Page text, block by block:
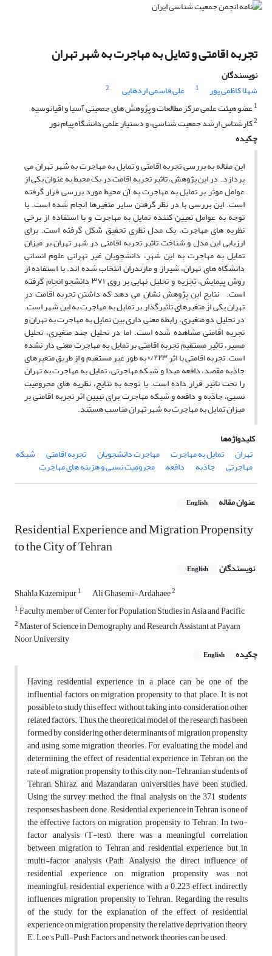
تجربه اقامتی و تمایل به مهاجرت به شهر تهران
نویسندگان
شهلا کاظمی پور
1 علی قاسمی اردهایی
2
1عضو هیئت علمی مرکز مطالعات و پژوهش های جمعیتی آسیا و اقیانوسیه
2کارشناس ارشد جمعیت شناسی، و دستیار علمی دانشگاه پیام نور
چکیده
این مقاله به بررسی تجربه اقامتی و تمایل به مهاجرت به شهر تهران می
پردازد. در این پژوهش، تاثیر تجربه اقامت در یک محیط به عنوان یکی از
عوامل موثر بر تمایل به مهاجرت به آن محیط مورد بررسی قرار گرفته
است. این بررسی با در نظر گرفتن سایر متغیرها انجام شده است. با
توجه به عوامل تعیین کننده تمایل به مهاجرت و با استفاده از برخی
نظریه های مهاجرت، یک مدل نظری تحقیق شکل گرفته است. برای
ارزیابی این مدل و شناخت تاثیر تجربه اقامتی در شهر تهران بر میزان
تمایل به مهاجرت به این شهر، دانشجویان غیر تهرانی علوم انسانی
دانشگاه های تهران، شیراز و مازندران انتخاب شده اند. با استفاده از
روش پیمایش، تجزیه و تحلیل نهایی بر روی ۳۷۱ دانشجو انجام گرفته
است. نتایج این پژوهش نشان می دهد که داشتن تجربه اقامت در
تهران یکی از متغیرهای تاثیرگذار بر تمایل به مهاجرت به این شهر است.
در تحلیل دو متغیری، رابطه معنی داری بین تمایل به مهاجرت به تهران و
تجربه اقامتی مشاهده شده است. اما در تحلیل چند متغیری، تحلیل
مسیر، تاثیر مستقیم تجربه اقامتی بر تمایل به مهاجرت معنی دار نشده
است. تجربه اقامتی با اثر ۰/۲۲۳ به طور غیر مستقیم و از طریق متغیرهای
جاذبه مقصد، دافعه مبدا و شبکه مهاجرتی، تمایل به مهاجرت به تهران
را تحت تاثیر قرار داده است. با توجه به نتایج، نظریه های محرومیت
نسبی، جاذبه و دافعه و شبکه مهاجرت برای تبیین اثر تجربه اقامتی بر
میزان تمایل به مهاجرت به شهر تهران مناسب هستند.
کلیدواژه‌ها
تهران
تمایل به مهاجرت مهاجرت دانشجویان تجربه اقامتی شبکه
مهاجرتی جاذبه دافعه محرومیت نسبی و هزینه های مهاجرت
عنوان مقاله English
Residential Experience and Migration Propensity
to the City of Tehran
نویسندگان English
Shahla Kazemipur1 Ali Ghasemi-Ardahaee2
1Faculty member of Center for Population Studies in Asia and Pacific
2Master of Science in Demography, and Research Assistant at Payam
Noor University
چکیده
English
Having residential experience in a place can be one of the
influential factors on migration propensity to that place. It is not
possible to study this effect without taking into consideration other
related factors. Thus, the theoretical model of the research has been
formed by considering other determinants of migration propensity
and using some migration theories. For evaluating the model and
determining the effect of residential experience in Tehran on the
rate of migration propensity to this city, non-Tehranian students of
Tehran, Shiraz, and Mazandaran universities have been studied.
Using the survey method, the final analysis on the 371 students'
responses has been done. Residential experience in Tehran is one of
the effective factors on migration propensity to Tehran. In two-
factor analysis (T-test), there was a meaningful correlation
between migration to Tehran and residential experience, but in
multi-factor analysis (Path Analysis), the direct influence of
residential experience on migration propensity was not
meaningful; residential experience, with a 0.223 effect, indirectly
influences migration propensity to Tehran. Regarding the results
of the study, for the explanation of the effect of residential
experience on migration propensity, the relative deprivation theory,
E. Lee's Pull-Push Factors, and network theories can be used.